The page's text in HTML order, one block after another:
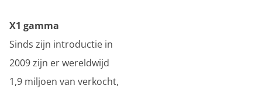
X1 gamma
Sinds zijn introductie in
2009 zijn er wereldwijd
1,9 miljoen van verkocht,